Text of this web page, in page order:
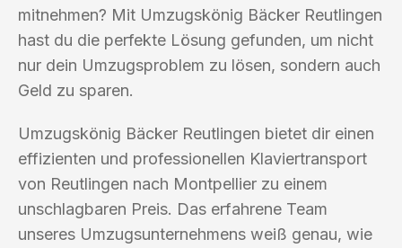
mitnehmen? Mit Umzugskönig Bäcker Reutlingen
hast du die perfekte Lösung gefunden, um nicht
nur dein Umzugsproblem zu lösen, sondern auch
Geld zu sparen.
Umzugskönig Bäcker Reutlingen bietet dir einen
effizienten und professionellen Klaviertransport
von Reutlingen nach Montpellier zu einem
unschlagbaren Preis. Das erfahrene Team
unseres Umzugsunternehmens weiß genau, wie